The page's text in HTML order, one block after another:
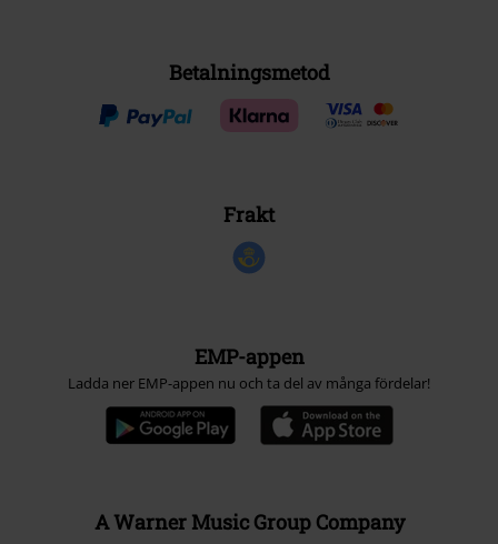
Betalningsmetod
Frakt
EMP-appen
Ladda ner EMP-appen nu och ta del av många fördelar!
A Warner Music Group Company